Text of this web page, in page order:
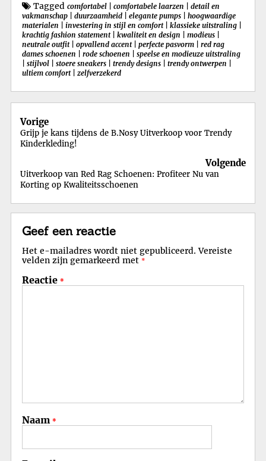
Tagged comfortabel comfortabele laarzen
detail en
vakmanschap
duurzaamheid elegante pumps
hoogwaardige
materialen
investering in stijl en comfort| klassieke uitstraling
krachtig fashion statement| kwaliteit en design modieus
neutrale outfit| opvallend accent| perfecte pasvorm
red rag
dames schoenen
rode schoenen
speelse en modieuze uitstraling
stijlvol stoere sneakers trendy designs trendy ontwerpen
ultiem comfort| zelfverzekerd
Berichtnavigatie
Vorige
Grijp je kans tijdens de B.Nosy Uitverkoop voor Trendy
Kinderkleding!
Volgende
Uitverkoop van Red Rag Schoenen: Profiteer Nu van
Korting op Kwaliteitsschoenen
Geef een reactie
Het e-mailadres wordt niet gepubliceerd. Vereiste
velden zijn gemarkeerd met *
Reactie *
Naam *